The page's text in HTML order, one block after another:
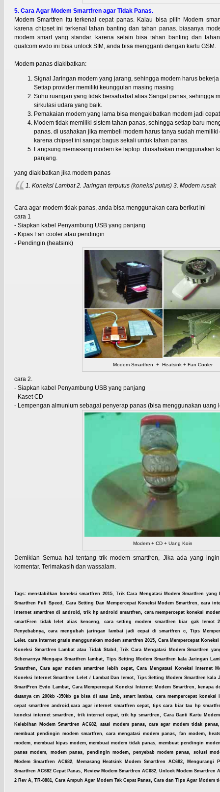
5. Cara Agar Modem Smartfren agar Tidak Panas.
Modem Smartfren itu terkenal cepat panas. Kalau bisa pilih Modem
karena chipset ini terkenal tahan banting dan tahan panas. biasanya
modem smart yang standar. karena selain bisa tahan banting dan
qualcom evdo ini bisa unlock SIM, anda bisa mengganti dengan kartu GSM.
Modem panas diakibatkan:
Signal Jaringan modem yang jarang, sehingga modem harus
Setiap provider memiliki keunggulan masing masing
Suhu ruangan yang tidak bersahabat alias Sangat panas, sehingga
sirkulasi udara yang baik.
Pemakaian modem yang lama bisa mengakibatkan modem jadi
Modem tidak memiliki sistem tahan panas, sehingga setiap baru
panas. di usahakan jika membeli modem harus tanya sudah memiliki
karena chipset ini sangat bagus sekali untuk tahan panas.
Langsung memasang modem ke laptop. diusahakan menggunakan
panjang.
yang diakibatkan jika modem panas
1. Koneksi Lambat2. Jaringan terputus (koneksi putus) 3. Modem rusak
Cara agar modem tidak panas, anda bisa menggunakan cara berikut ini
cara 1
- Siapkan kabel Penyambung USB yang panjang
- Kipas Fan cooler atau pendingin
- Pendingin (heatsink)
Modem Smartfren + Heatsink + Fan Cooler
cara 2.
- Siapkan kabel Penyambung USB yang panjang
- Kaset CD
- Lempengan almunium sebagai penyerap panas (bisa menggunakan uang
Modem + CD + Uang Koin
Demikian Semua hal tentang trik modem smartfren, Jika ada yang
komentar. Terimakasih dan wassalam.
Tags:menstabilkan koneksi smartfren 2015, Trik Cara Mengatasi Modem Smartfren
Smartfren Full Speed, Cara Setting Dan Mempercepat Koneksi Modem Smartfren,cara
internet smartfren di android, trik hp android smartfren, cara mempercepat koneksi
smartFren tidak lelet alias kenceng, cara setting modem smartfren biar gak lemot
Penyebabnya, cara mengubah jaringan lambat jadi cepat di smartfren c, Tips
Lelet. cara internet gratis menggunakan modem smartfren 2015, Cara Mempercepat
Koneksi Smartfren Lambat atau Tidak Stabil, Trik Cara Mengatasi Modem Smartfren
Sebenarnya Mengapa Smartfren lambat, Tips Setting Modem Smartfren kala Jaringan
Smartfren, Cara agar modem smartfren lebih cepat, Cara Mengatasi Koneksi Internet
Koneksi Internet Smartfren Lelet / Lambat Dan lemot, Tips Setting Modem Smartfren kala
SmartFren Evdo Lambat, Cara Mempercepat Koneksi Internet Modem Smartfren,
kenapa
datanya cm 200kb -350kb ga bisa di atas 1mb, smart lambat, cara mempercepat
cepat smartfren android,cara agar internet smartfren cepat, tips cara biar tau hp
koneksi internet smartfren, trik internet cepat, trik hp smartfren, Cara Ganti Kartu
Kelebihan Modem Smartfren AC682, atasi modem panas, cara agar modem tidak
membuat pendingin modem smartfren, cara mengatasi modem panas, fan modem,
modem, membuat kipas modem, membuat modem tidak panas, membuat pendingin
panas modem, modem panas, pendingin modem, penyebab modem panas, solusi
Modem Smartfren AC682, Memasang Heatsink Modem Smartfren AC682, Mengurangi
Smartfren AC682 Cepat Panas, Review Modem Smartfren AC682, Unlock Modem Smartfren
2 Rev A, TR-8881, Cara Ampuh Agar Modem Tak Cepat Panas, Cara dan Tips Agar Modem